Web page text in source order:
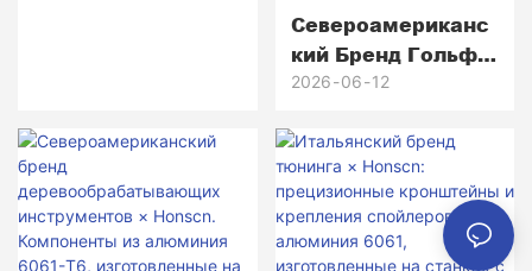
Североамериканс
Кий Бренд Гольф-
Оборудования ×
Высокоточные
Латунные Головки
Для Паттеров,
Изготовленные На
Станках С ЧПУ: От
2026 06 12